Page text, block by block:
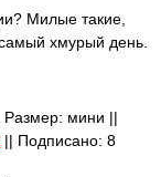
Милые такие,
хмурый день.
мини ||
|| Подписано: 8